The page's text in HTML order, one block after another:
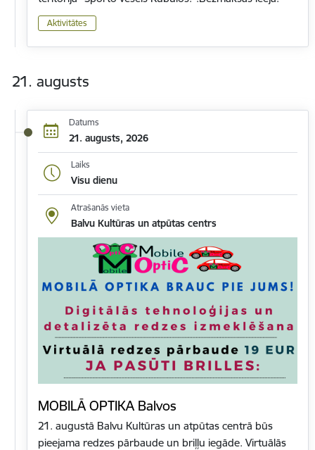
Aktivitātes
21. augusts
Datums
21. augusts, 2026
Laiks
Visu dienu
Atrašanās vieta
Balvu Kultūras un atpūtas centrs
MOBILĀ OPTIKA Balvos
21. augustā Balvu Kultūras un atpūtas centrā būs
pieejama redzes pārbaude un briļļu iegāde. Virtuālās